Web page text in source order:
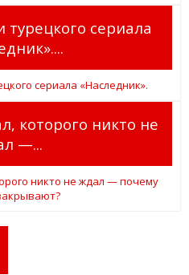
турецкого сериала
которого никто не
—...